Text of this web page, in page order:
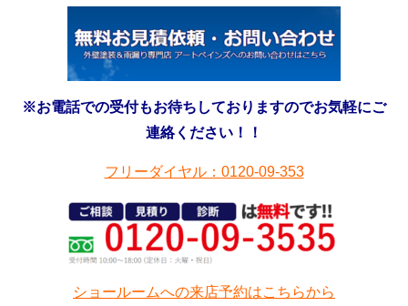
※お電話での受付もお待ちしておりますのでお気軽にご
連絡ください！！
フリーダイヤル：0120-09-353
ショールームへの来店予約はこちらから